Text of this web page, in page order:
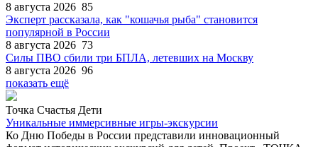
8 августа 2026 85
Эксперт рассказала, как "кошачья рыба" становится
популярной в России
8 августа 2026 73
Силы ПВО сбили три БПЛА, летевших на Москву
8 августа 2026 96
показать ещё
Точка Счастья Дети
Уникальные иммерсивные игры-экскурсии
Ко Дню Победы в России представили инновационный